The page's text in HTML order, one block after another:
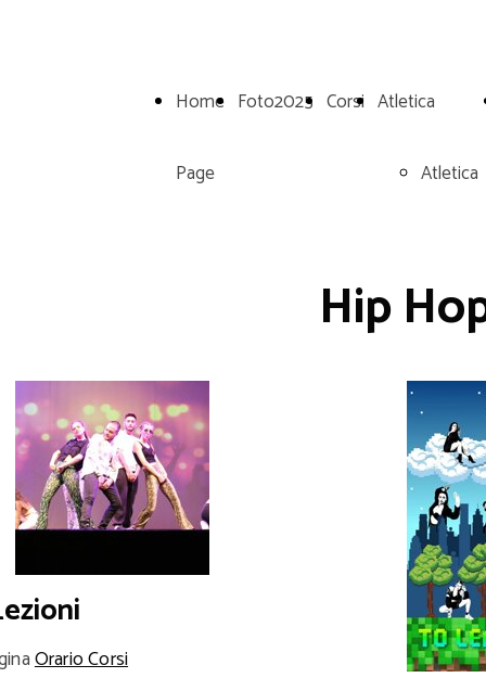
Home
Page
Foto2025 Corsi Atletica
Atletica
Hip
Orario Corsi